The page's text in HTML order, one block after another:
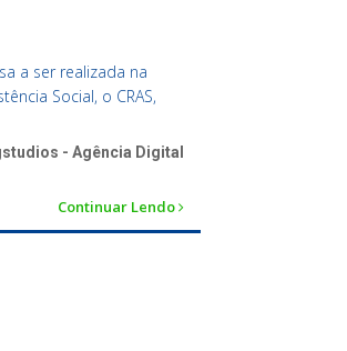
a ser realizada na
Social, o CRAS,
- Agência Digital
Continuar Lendo